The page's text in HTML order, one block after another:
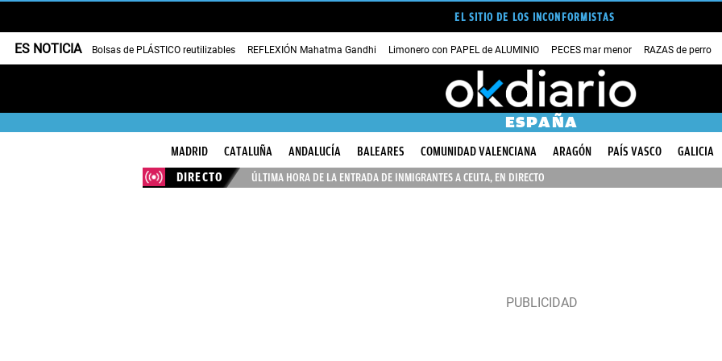
EL SITIO DE LOS INCONFORMISTAS
ES NOTICIA Bolsas de PLÁSTICO reutilizables REFLEXIÓN Mahatma Gandhi Limonero con PAPEL de ALUMINIO PECES mar menor RAZAS de perro
ESPAÑA
MADRID CATALUÑA ANDALUCÍA BALEARES COMUNIDAD VALENCIANA ARAGÓN PAÍS VASCO GALICIA
DIRECTO
ÚLTIMA HORA DE LA ENTRADA DE INMIGRANTES A CEUTA, EN DIRECTO